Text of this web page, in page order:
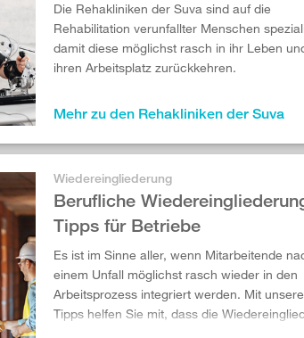
Die Rehakliniken der Suva sind auf die
Rehabilitation verunfallter Menschen
damit diese möglichst rasch in ihr Leben
ihren Arbeitsplatz zurückkehren.
Mehr zu den Rehakliniken der Suva
Wiedereingliederung
Berufliche
Tipps für Betriebe
Es ist im Sinne aller, wenn Mitarbeitende
einem Unfall möglichst rasch wieder in den
Arbeitsprozess integriert werden. Mit
Tipps helfen Sie mit, dass die